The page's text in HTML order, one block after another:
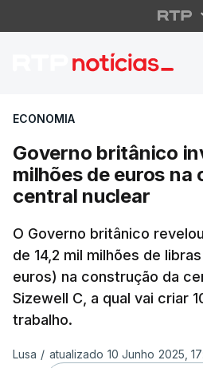
Governo
ECONOMIA
Governo britânico
milhões de euros
central nuclear
O Governo britânico
de 14,2 mil milhões de
euros) na construção da
Sizewell C, a qual vai criar
trabalho.
Lusa / atualizado 10 Junho 2025,